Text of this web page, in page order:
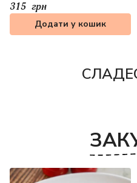
315 грн
Додати у кошик